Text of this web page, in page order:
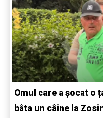
Omul care a șocat o
bâta un câine la